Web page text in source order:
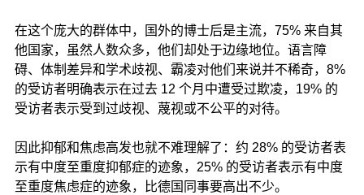
在这个庞大的群体中，国外的博士后是主流，75% 来自其
他国家，虽然人数众多，他们却处于边缘地位。语言障
碍、体制差异和学术歧视、霸凌对他们来说并不稀奇，8%
的受访者明确表示在过去 12 个月中遭受过欺凌，19% 的
受访者表示受到过歧视、蔑视或不公平的对待。
因此抑郁和焦虑高发也就不难理解了：约 28% 的受访者表
示有中度至重度抑郁症的迹象，25% 的受访者表示有中度
至重度焦虑症的迹象，比德国同事要高出不少。